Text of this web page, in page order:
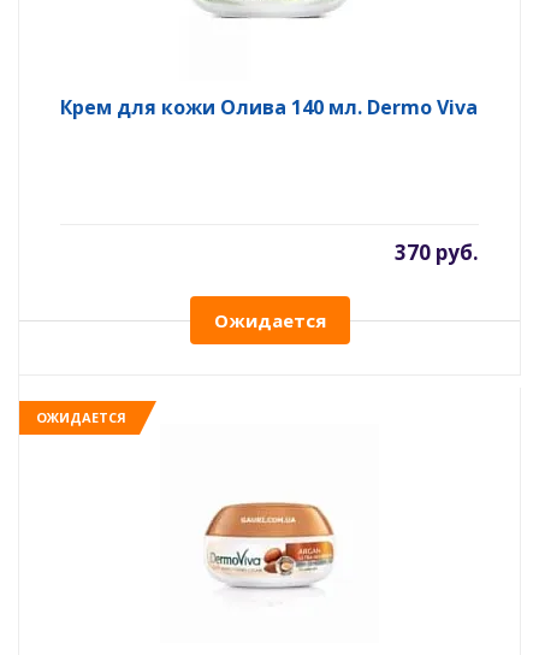
Крем для кожи Олива 140 мл. Dermo Viva
370 руб.
Ожидается
ОЖИДАЕТСЯ